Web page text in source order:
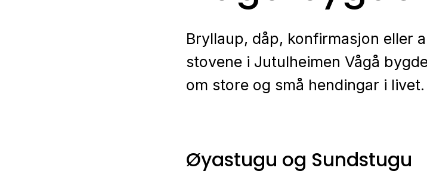
Bryllaup, dåp, konfirmasjon eller
stovene i Jutulheimen Vågå
om store og små hendingar i livet.
Øyastugu og Sundstugu